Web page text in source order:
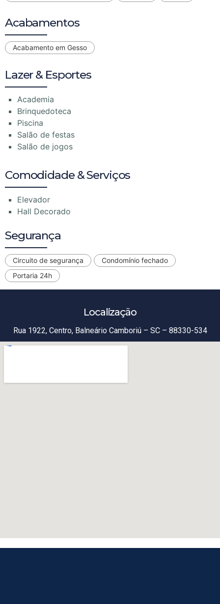
Acabamentos
Acabamento em Gesso
Lazer & Esportes
Academia
Brinquedoteca
Piscina
Salão de festas
Salão de jogos
Comodidade & Serviços
Elevador
Hall Decorado
Segurança
Circuito de segurança
Condomínio fechado
Portaria 24h
Localização
Rua 1922, Centro, Balneário Camboriú – SC – 88330-534